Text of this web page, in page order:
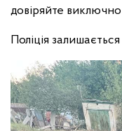
довіряйте
Поліція